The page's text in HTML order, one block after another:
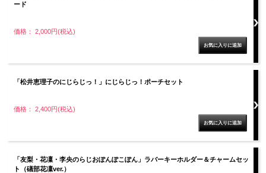
ード
価格： 2,000円(税込)
「松井恵理子のにじらじっ！」にじらじっ！ポーチセット
価格： 2,400円(税込)
「友梨・花凜・李央のらじおぽんぽこぽん」ラバーキーホルダー＆チャームセッ
ト（礒部花凜ver.）